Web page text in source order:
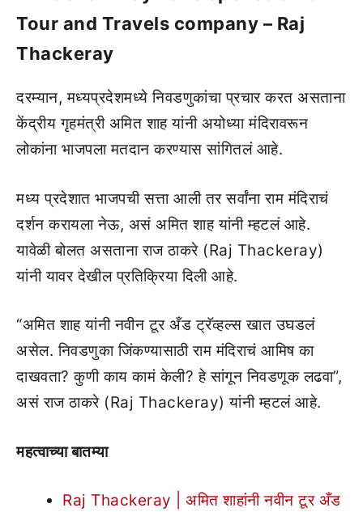
Tour and Travels company – Raj
Thackeray
दरम्यान, मध्यप्रदेशमध्ये निवडणुकांचा प्रचार करत असताना
केंद्रीय गृहमंत्री अमित शाह यांनी अयोध्या मंदिरावरून
लोकांना भाजपला मतदान करण्यास सांगितलं आहे.
मध्य प्रदेशात भाजपची सत्ता आली तर सर्वांना राम मंदिराचं
दर्शन करायला नेऊ, असं अमित शाह यांनी म्हटलं आहे.
यावेळी बोलत असताना राज ठाकरे (Raj Thackeray)
यांनी यावर देखील प्रतिक्रिया दिली आहे.
“अमित शाह यांनी नवीन टूर अँड ट्रॅव्हल्स खात उघडलं
असेल. निवडणुका जिंकण्यासाठी राम मंदिराचं आमिष का
दाखवता? कुणी काय कामं केली? हे सांगून निवडणूक लढवा”,
असं राज ठाकरे (Raj Thackeray) यांनी म्हटलं आहे.
महत्वाच्या बातम्या
Raj Thackeray | अमित शाहांनी नवीन टूर अँड